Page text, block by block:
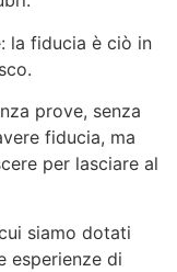
la fiducia è ciò in
prove, senza
fiducia, ma
per lasciare al
siamo dotati
esperienze di